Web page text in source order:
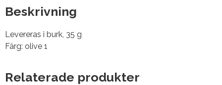
Beskrivning
Levereras i burk, 35 g
Färg: olive 1
Relaterade produkter